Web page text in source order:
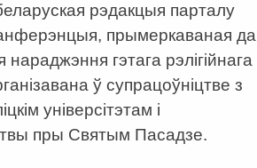
рэдакцыя парталу
прымеркаваная да
нараджэння гэтага рэлігійнага
ў супрацоўніцтве з
універсітэтам і
пры Святым Пасадзе.